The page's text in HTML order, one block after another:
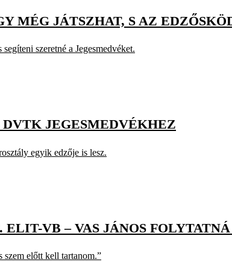
MÉG JÁTSZHAT, S AZ
szeretné a Jegesmedvéket.
JEGESMEDVÉKHEZ
egyik edzője is lesz.
VB – VAS JÁNOS
szem előtt kell tartanom.”